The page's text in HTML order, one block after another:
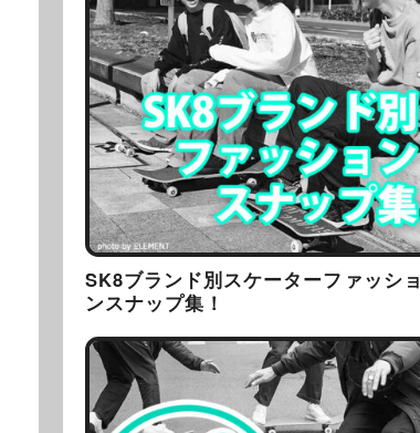
SK8ブランド別スケーターファッショ
ンスナップ集！